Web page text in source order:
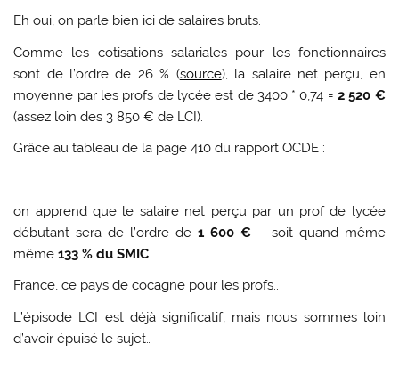
Eh oui, on parle bien ici de salaires bruts.
Comme les cotisations salariales pour les fonctionnaires
sont de l’ordre de 26 % (source), la salaire net perçu, en
moyenne par les profs de lycée est de 3400 * 0,74 = 2 520 €
(assez loin des 3 850 € de LCI).
Grâce au tableau de la page 410 du rapport OCDE :
on apprend que le salaire net perçu par un prof de lycée
débutant sera de l’ordre de1 600 € – soit quand même
même133 % du SMIC.
France, ce pays de cocagne pour les profs..
L’épisode LCI est déjà significatif, mais nous sommes loin
d’avoir épuisé le sujet…